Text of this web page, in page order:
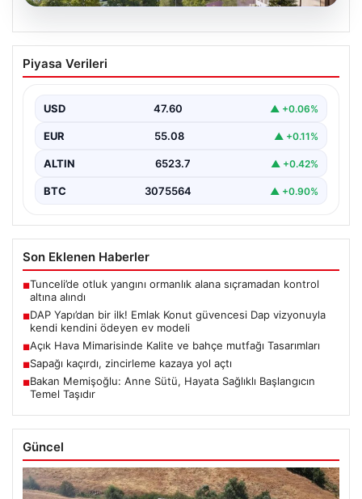
04.08.2026
DAP Yapı’dan bir ilk! Emlak Konut
güvencesi Dap vizyonuyla kendi
Piyasa Verileri
USD 47.60 ▲ +0.06%
EUR 55.08 ▲ +0.11%
ALTIN 6523.7 ▲ +0.42%
BTC 3075564 ▲ +0.90%
Son Eklenen Haberler
■Tunceli’de otluk yangını ormanlık alana sıçramadan kontrol
altına alındı
■DAP Yapı’dan bir ilk! Emlak Konut güvencesi Dap vizyonuyla
kendi kendini ödeyen ev modeli
■Açık Hava Mimarisinde Kalite ve bahçe mutfağı Tasarımları
■Sapağı kaçırdı, zincirleme kazaya yol açtı
■Bakan Memişoğlu: Anne Sütü, Hayata Sağlıklı Başlangıcın
Temel Taşıdır
Güncel